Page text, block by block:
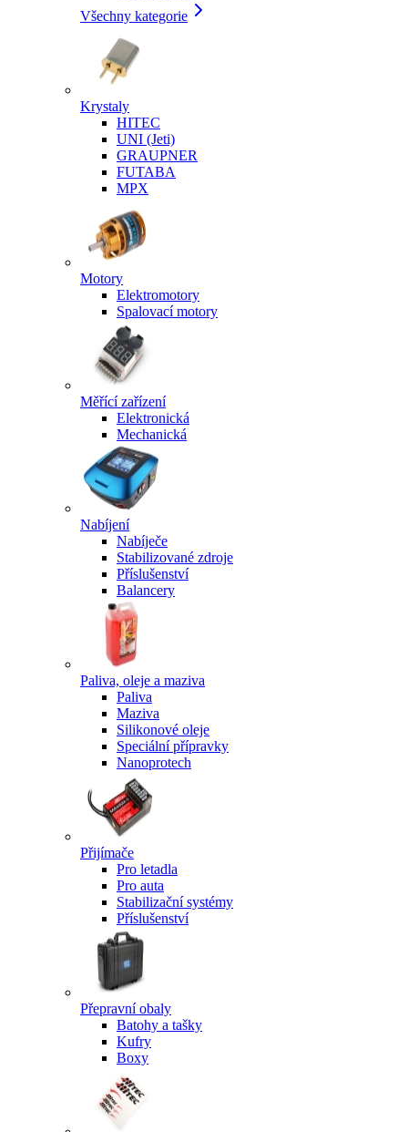
Všechny kategorie
Krystaly
HITEC
UNI (Jeti)
GRAUPNER
FUTABA
MPX
Motory
Elektromotory
Spalovací motory
Měřící zařízení
Elektronická
Mechanická
Nabíjení
Nabíječe
Stabilizované zdroje
Příslušenství
Balancery
Paliva, oleje a maziva
Paliva
Maziva
Silikonové oleje
Speciální přípravky
Nanoprotech
Přijímače
Pro letadla
Pro auta
Stabilizační systémy
Příslušenství
Přepravní obaly
Batohy a tašky
Kufry
Boxy